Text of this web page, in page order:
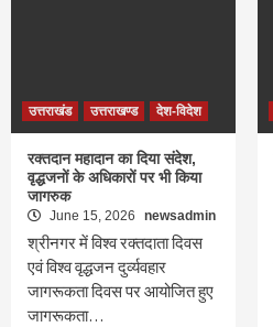
उत्तराखंड उत्तराखण्ड देश-विदेश
रक्तदान महादान का दिया संदेश,
वृद्धजनों के अधिकारों पर भी किया
जागरुक
June 15, 2026 newsadmin
श्रीनगर में विश्व रक्तदाता दिवस
एवं विश्व वृद्धजन दुर्व्यवहार
जागरूकता दिवस पर आयोजित हुए
जागरूकता…